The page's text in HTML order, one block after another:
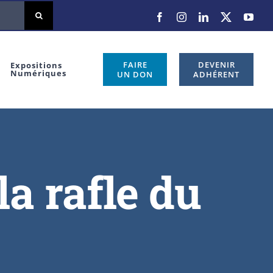
Expositions
Numériques
FAIRE
UN DON
DEVENIR
ADHÉRENT
rafle du